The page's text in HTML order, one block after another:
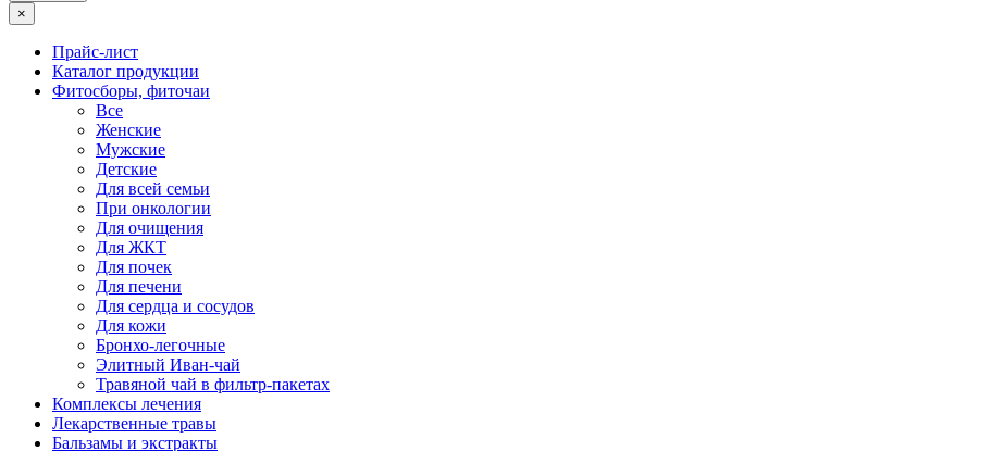
×
Прайс-лист
Каталог продукции
Фитосборы, фиточаи
Все
Женские
Мужские
Детские
Для всей семьи
При онкологии
Для очищения
Для ЖКТ
Для почек
Для печени
Для сердца и сосудов
Для кожи
Бронхо-легочные
Элитный Иван-чай
Травяной чай в фильтр-пакетах
Комплексы лечения
Лекарственные травы
Бальзамы и экстракты